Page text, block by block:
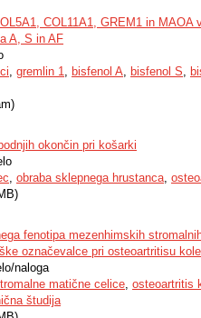
COL11A1, GREM1 in
A, S in AF
, gremlin 1, bisfenol A, bisfenol S,
okončin pri košarki
, obraba sklepnega hrustanca,
fenotipa mezenhimskih
označevalce pri osteoartritisu
naloga
matične celice, osteoartritis
študija